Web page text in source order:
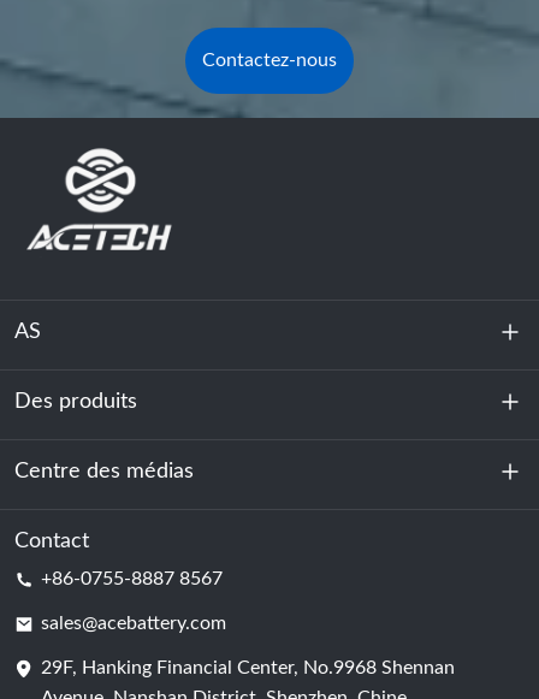
Contactez-nous
AS
À propos de nous
Durabilité
Des produits
Stockage d'énergie
Centre de données et salle des serveurs
Cellule de batterie
Centre des médias
Nouvelles
Contact
+86-0755-8887 8567
sales@acebattery.com
29F, Hanking Financial Center, No.9968 Shennan